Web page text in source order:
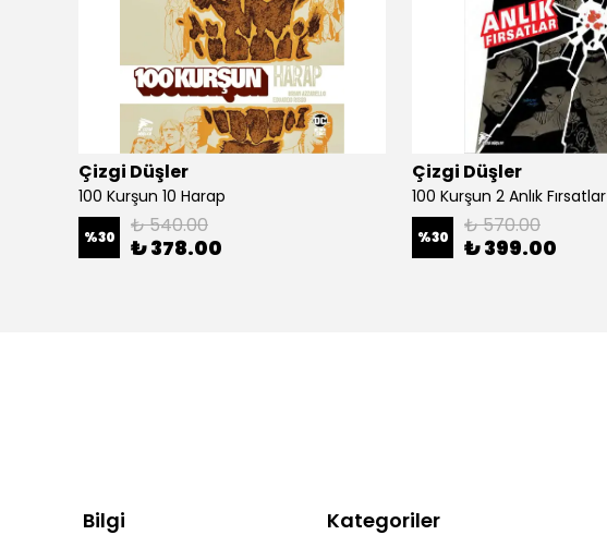
Çizgi Düşler
100 Kurşun 10 Harap
%30 ₺ 540.00
₺ 378.00
Çizgi Düşler
100 Kurşun 2 Anlık Fırsatlar
%30 ₺ 570.00
₺ 399.00
Bilgi Kategoriler